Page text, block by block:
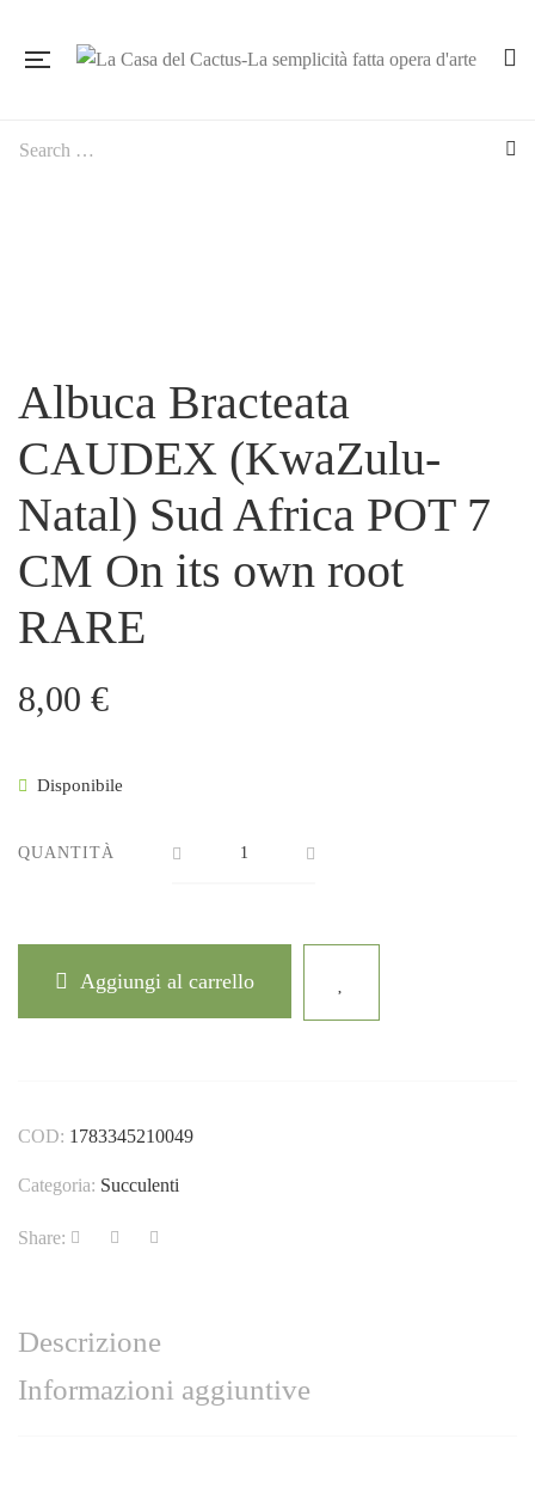
Albuca Bracteata
CAUDEX (KwaZulu-
Natal) Sud Africa POT 7
CM On its own root
RARE
8,00 €
Disponibile
QUANTITÀ
Aggiungi al carrello
COD: 1783345210049
Categoria: Succulenti
Share:
Descrizione
Informazioni aggiuntive